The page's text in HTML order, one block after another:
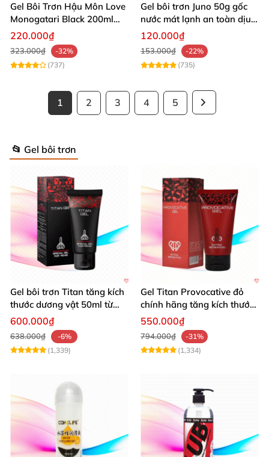
Gel Bôi Trơn Hậu Môn Love
Monogatari Black 200ml
Nhật Bản An Toàn Mềm
220.000₫
323.000₫
-32%
(737)
Gel bôi trơn Juno 50g gốc
nước mát lạnh an toàn dịu
nhẹ
120.000₫
153.000₫
-22%
(735)
1 2 3 4 5
📂 Gel bôi trơn
Gel bôi trơn Titan tăng kích
thước dương vật 50ml từ
Nga hiệu quả cao
600.000₫
638.000₫
-6%
(1,339)
Gel Titan Provocative đỏ
chính hãng tăng kích thước
dương vật nam
550.000₫
794.000₫
-31%
(1,334)